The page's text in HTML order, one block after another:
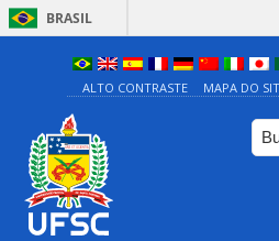
BRASIL
ALTO CONTRASTE
MAPA DO